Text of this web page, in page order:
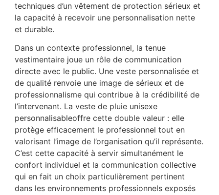
techniques d’un vêtement de protection sérieux et
la capacité à recevoir une personnalisation nette
et durable.
Dans un contexte professionnel, la tenue
vestimentaire joue un rôle de communication
directe avec le public. Une veste personnalisée et
de qualité renvoie une image de sérieux et de
professionnalisme qui contribue à la crédibilité de
l’intervenant. La veste de pluie unisexe
personnalisableoffre cette double valeur : elle
protège efficacement le professionnel tout en
valorisant l’image de l’organisation qu’il représente.
C’est cette capacité à servir simultanément le
confort individuel et la communication collective
qui en fait un choix particulièrement pertinent
dans les environnements professionnels exposés